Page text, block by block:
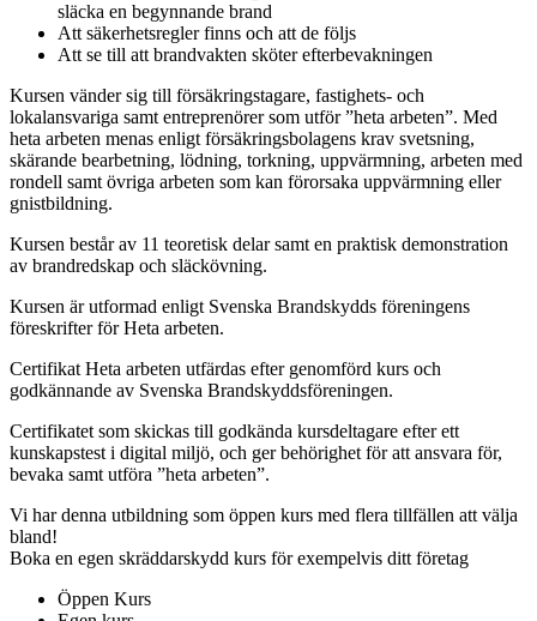
släcka en begynnande brand
Att säkerhetsregler finns och att de följs
Att se till att brandvakten sköter efterbevakningen
Kursen vänder sig till försäkringstagare, fastighets- och
lokalansvariga samt entreprenörer som utför ”heta arbeten”. Med
heta arbeten menas enligt försäkringsbolagens krav svetsning,
skärande bearbetning, lödning, torkning, uppvärmning, arbeten med
rondell samt övriga arbeten som kan förorsaka uppvärmning eller
gnistbildning.
Kursen består av 11 teoretisk delar samt en praktisk demonstration
av brandredskap och släckövning.
Kursen är utformad enligt Svenska Brandskydds föreningens
föreskrifter för Heta arbeten.
Certifikat Heta arbeten utfärdas efter genomförd kurs och
godkännande av Svenska Brandskyddsföreningen.
Certifikatet som skickas till godkända kursdeltagare efter ett
kunskapstest i digital miljö, och ger behörighet för att ansvara för,
bevaka samt utföra ”heta arbeten”.
Vi har denna utbildning som öppen kurs med flera tillfällen att välja
bland!
Boka en egen skräddarskydd kurs för exempelvis ditt företag
Öppen Kurs